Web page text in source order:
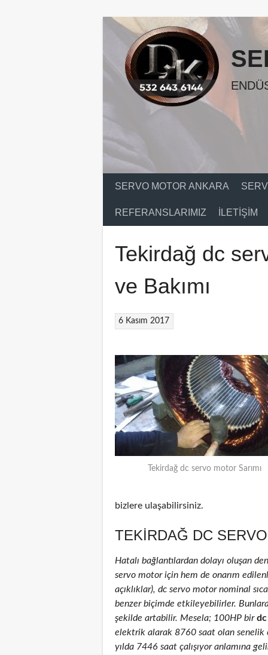
SERVO MOTOR ANKARA
REFERANSLARIMIZ İLETIŞIM
Tekirdağ dc
ve Bakımı
6 Kasım 2017
Tekirdağ dc servo motor Sarımı
bizlere ulaşabilirsiniz.
TEKIRDAĞ DC
Hatalı bağlantılardan dolayı oluşan
servo motor için hem de onarım
açıklıklar), dc servo motor nominal
benzer biçimde etkileyebilirler.
şekilde artabilir. Mesela; 100HP birdc
elektrik alarak 8760 saat olan senelik
yılda 7446 saat çalışıyor anlamına